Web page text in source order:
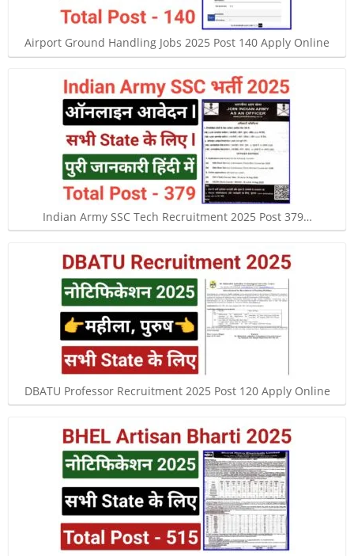
Airport Ground Handling Jobs 2025 Post 140 Apply Online
Indian Army SSC Tech Recruitment 2025 Post 379…
DBATU Professor Recruitment 2025 Post 120 Apply Online